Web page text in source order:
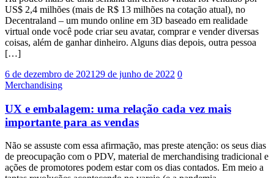
US$ 2,4 milhões (mais de R$ 13 milhões na cotação atual), no
Decentraland – um mundo online em 3D baseado em realidade
virtual onde você pode criar seu avatar, comprar e vender diversas
coisas, além de ganhar dinheiro. Alguns dias depois, outra pessoa
[…]
6 de dezembro de 2021 29 de junho de 2022 0
Merchandising
UX e embalagem: uma relação cada vez mais
importante para as vendas
Não se assuste com essa afirmação, mas preste atenção: os seus dias
de preocupação com o PDV, material de merchandising tradicional e
ações de promotores podem estar com os dias contados. Em meio a